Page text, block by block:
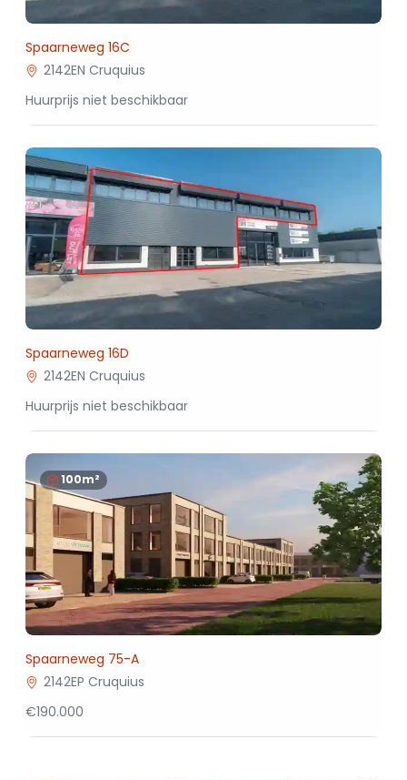
Spaarneweg 16C
2142EN Cruquius
Huurprijs niet beschikbaar
Spaarneweg 16D
2142EN Cruquius
Huurprijs niet beschikbaar
100m²
Spaarneweg 75-A
2142EP Cruquius
€190.000